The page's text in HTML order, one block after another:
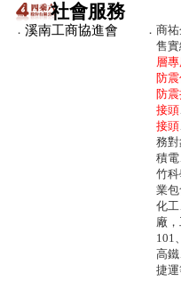
社會服務
． 溪南工商協進會 ． 商
售
層
防
防
接頭
接頭
務
積
竹
業
化
廠
101
高
捷運